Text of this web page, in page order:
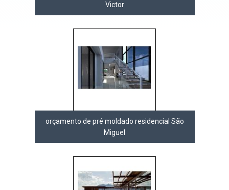
Victor
orçamento de pré moldado residencial São
Miguel